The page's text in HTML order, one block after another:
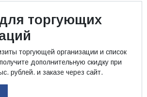
торгующих
торгующей организации и список
дополнительную скидку при
рублей. и заказе через сайт.